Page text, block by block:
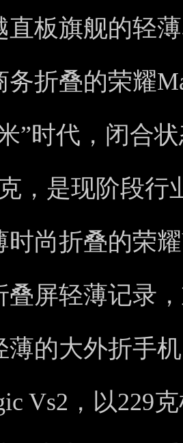
直板旗舰的轻
务折叠的荣耀
”时代，闭合
，是现阶段行
时尚折叠的荣
叠屏轻薄记录
薄的大外折手
Vs2，以229